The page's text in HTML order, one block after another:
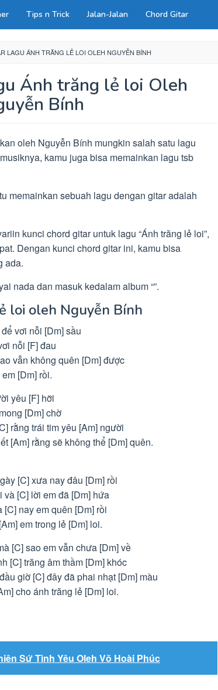
Tips n Trick Jalan-Jalan Chord Gitar
LAGU ÁNH TRĂNG LẺ LOI OLEH NGUYỄN BÍNH
Ánh trăng lẻ loi Oleh
Bính
oleh Nguyễn Bính mungkin salah satu lagu
kamu juga bisa memainkan lagu tsb
memainkan sebuah lagu dengan gitar adalah
kunci chord gitar untuk lagu “Ánh trăng lẻ loi”,
Dengan kunci chord gitar ini, kamu bisa
ada.
nada dan masuk kedalam album “”.
loi oleh Nguyễn Bính
vơi nỗi [Dm] sầu
nỗi [F] đau
vẫn không quên [Dm] được
[Dm] rồi.
yêu [F] hỡi
[Dm] chờ
rằng trái tim yêu [Am] người
[Am] rằng sẽ không thể [Dm] quên.
[C] xưa nay đâu [Dm] rồi
[C] lời em đã [Dm] hứa
nay em quên [Dm] rồi
em trong lẻ [Dm] loi.
[C] sao em vẫn chưa [Dm] về
[C] trăng âm thầm [Dm] khóc
giờ [C] đây đã phai nhạt [Dm] màu
cho ánh trăng lẻ [Dm] loi.
Sứ Tình Yêu Oleh Võ Hoài Phúc